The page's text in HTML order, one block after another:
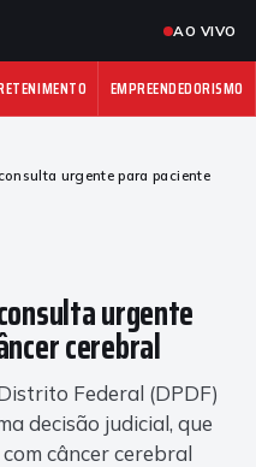
AO VIVO
EMPREENDEDORISMO
urgente para paciente
urgente
cerebral
Federal (DPDF)
decisão judicial, que
câncer cerebral